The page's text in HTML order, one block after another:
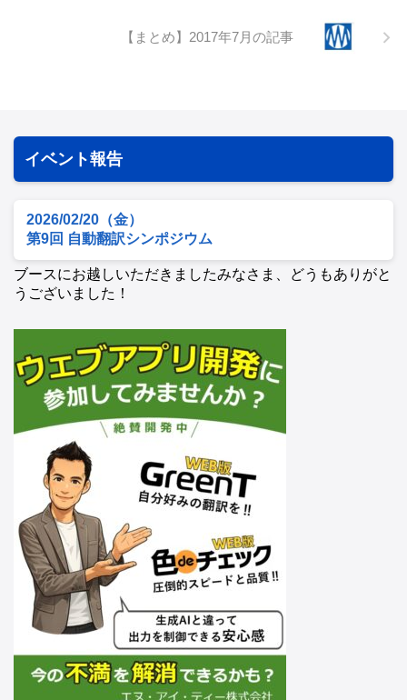
【まとめ】2017年7月の記事
イベント報告
2026/02/20（金）
第9回 自動翻訳シンポジウム
ブースにお越しいただきましたみなさま、どうもありがと
うございました！